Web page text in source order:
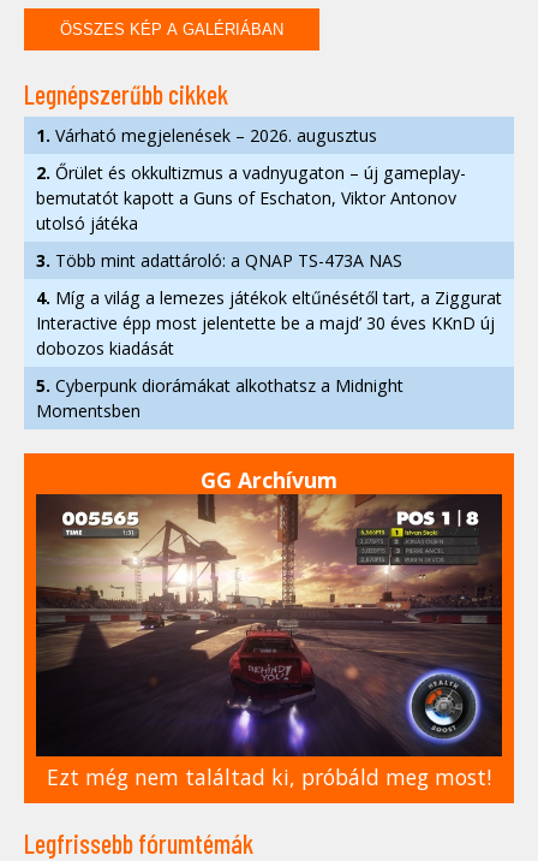
ÖSSZES KÉP A GALÉRIÁBAN
Legnépszerűbb cikkek
1. Várható megjelenések – 2026. augusztus
2. Őrület és okkultizmus a vadnyugaton – új gameplay-
bemutatót kapott a Guns of Eschaton, Viktor Antonov
utolsó játéka
3. Több mint adattároló: a QNAP TS-473A NAS
4. Míg a világ a lemezes játékok eltűnésétől tart, a Ziggurat
Interactive épp most jelentette be a majd’ 30 éves KKnD új
dobozos kiadását
5. Cyberpunk diorámákat alkothatsz a Midnight
Momentsben
GG Archívum
Ezt még nem találtad ki, próbáld meg most!
Legfrissebb fórumtémák